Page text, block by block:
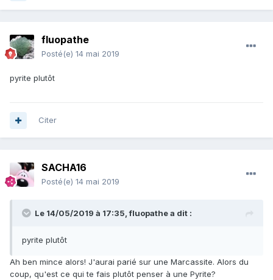
fluopathe
Posté(e) 14 mai 2019
pyrite plutôt
Citer
SACHA16
Posté(e) 14 mai 2019
Le 14/05/2019 à 17:35,fluopathea dit :
pyrite plutôt
Ah ben mince alors! J'aurai parié sur une Marcassite. Alors du
coup, qu'est ce qui te fais plutôt penser à une Pyrite?